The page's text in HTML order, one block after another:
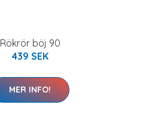
Rökrör böj 90
439 SEK
MER INFO!